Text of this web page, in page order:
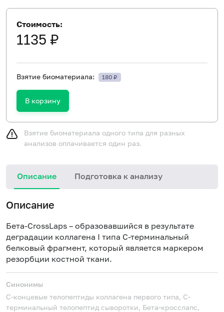
Стоимость:
1135 ₽
Взятие биоматериала: 180 ₽
В корзину
Взятие биоматериала одного типа для разных
анализов оплачивается один раз.
Описание Подготовка к анализу
Описание
Бета-CrossLaps – образовавшийся в результате
деградации коллагена I типа С-терминальный
белковый фрагмент, который является маркером
резорбции костной ткани.
Синонимы
C-концевые телопептиды коллагена первого типа, C-
терминальный телопептид сыворотки, Бета-кросслапс,